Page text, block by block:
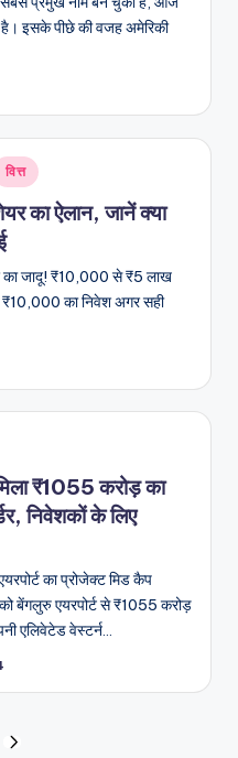
है। इसके पीछे की वजह अमेरिकी
वित्त
का ऐलान, जानें क्या
का जादू! ₹10,000 से ₹5 लाख
का निवेश अगर सही
₹1055 करोड़ का
निवेशकों के लिए
का प्रोजेक्ट मिड कैप
बेंगलुरु एयरपोर्ट से ₹1055 करोड़
एलिवेटेड वेस्टर्न…